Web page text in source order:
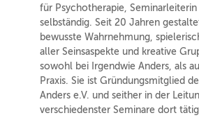
für Psychotherapie,
selbständig. Seit 20 Jahren
bewusste Wahrnehmung,
aller Seinsaspekte und kreative
sowohl bei Irgendwie Anders, als
Praxis. Sie ist Gründungsmitglied
Anders e.V. und seither in der
verschiedenster Seminare dort